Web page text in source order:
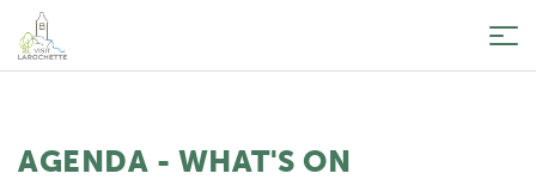
AGENDA - WHAT'S ON